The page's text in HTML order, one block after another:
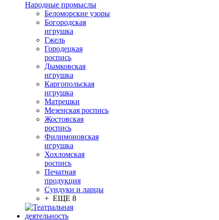
Народные промыслы
Беломорские узоры
Богородская
игрушка
Гжель
Городецкая
роспись
Дымковская
игрушка
Каргопольская
игрушка
Матрешки
Мезенская роспись
Жостовская
роспись
Филимоновская
игрушка
Хохломская
роспись
Печатная
продукция
Сундуки и ларцы
+ ЕЩЕ 8